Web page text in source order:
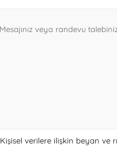
Kişisel verilere ilişkin beyan ve